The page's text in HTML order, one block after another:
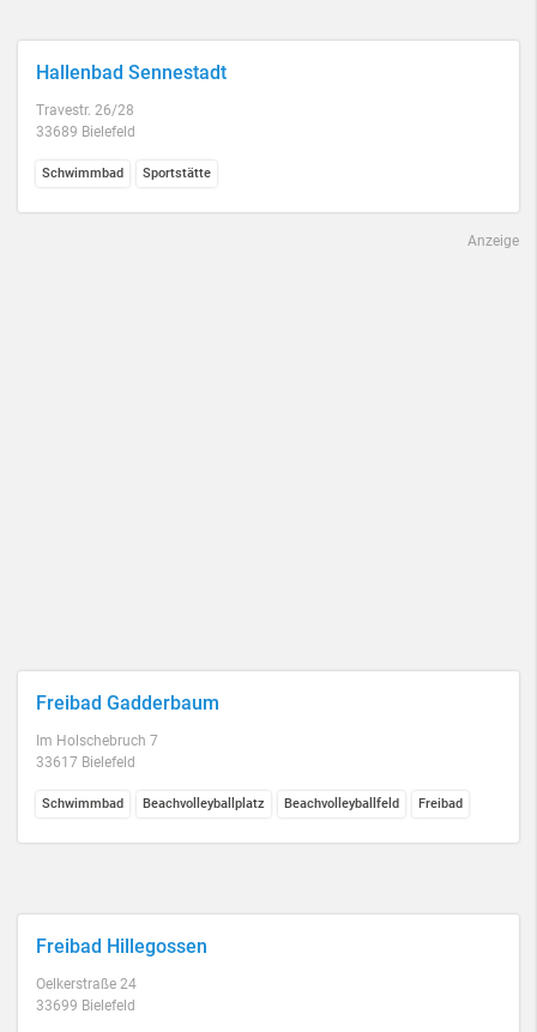
Hallenbad Sennestadt
Travestr. 26/28
33689 Bielefeld
Schwimmbad Sportstätte
Anzeige
Freibad Gadderbaum
Im Holschebruch 7
33617 Bielefeld
Schwimmbad Beachvolleyballplatz Beachvolleyballfeld Freibad
Freibad Hillegossen
Oelkerstraße 24
33699 Bielefeld